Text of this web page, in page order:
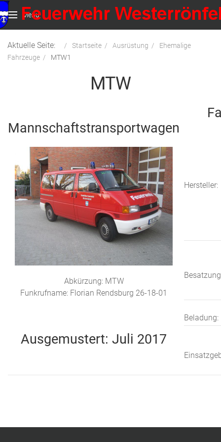
Menu
Aktuelle Seite: Startseite Ausrüstung
Ehemalige
Fahrzeuge
MTW1
MTW
Mannschaftstransportwagen
Abkürzung: MTW
Funkrufname: Florian Rendsburg 26-18-01
Ausgemustert: Juli 2017
Hersteller:
Beladung: